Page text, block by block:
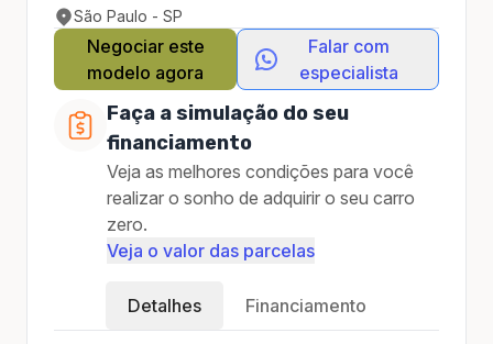
São Paulo - SP
Negociar este
modelo agora
Falar com
especialista
Faça a simulação do seu
financiamento
Veja as melhores condições para você
realizar o sonho de adquirir o seu carro
zero.
Veja o valor das parcelas
Detalhes Financiamento